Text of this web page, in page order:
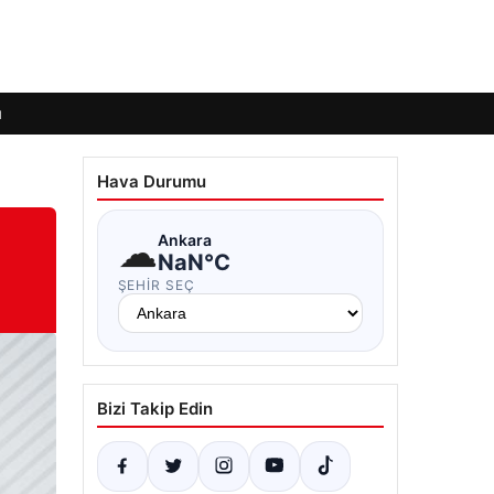
Hava Durumu
☁Ankara
NaN°C
ŞEHIR SEÇ
Bizi Takip Edin